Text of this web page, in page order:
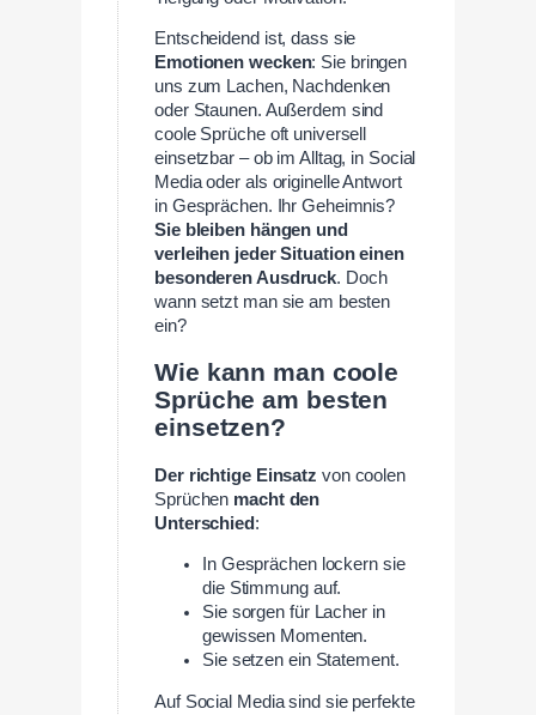
Entscheidend ist, dass sie
Emotionen wecken: Sie bringen
uns zum Lachen, Nachdenken
oder Staunen. Außerdem sind
coole Sprüche oft universell
einsetzbar – ob im Alltag, in Social
Media oder als originelle Antwort
in Gesprächen. Ihr Geheimnis?
Sie bleiben hängen und
verleihen jeder Situation einen
besonderen Ausdruck. Doch
wann setzt man sie am besten
ein?
Wie kann man coole
Sprüche am besten
einsetzen?
Der richtige Einsatz von coolen
Sprüchen macht den
Unterschied :
In Gesprächen lockern sie
die Stimmung auf.
Sie sorgen für Lacher in
gewissen Momenten.
Sie setzen ein Statement.
Auf Social Media sind sie perfekte